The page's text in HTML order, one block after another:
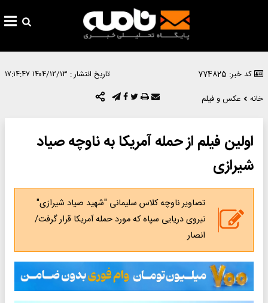
کد خبر: 774825 تاریخ انتشار : ۱۴۰۴/۱۲/۱۳ ۱۷:۱۴:۴۷
خانه
عکس و فیلم
اولین فیلم از حمله آمریکا به ناوچه صیاد
شیرازی
تصاویر ناوچه کلاس سلیمانی "شهید صیاد شیرازی"
نیروی دریایی سپاه که مورد حمله آمریکا قرار گرفت/
انصار